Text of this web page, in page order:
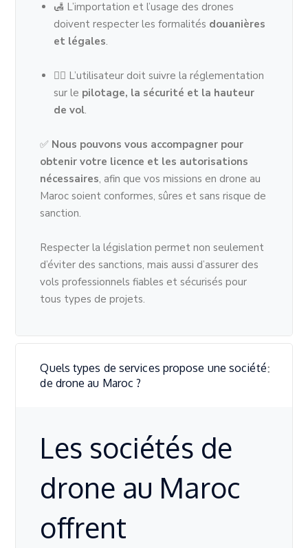
🛃 L’importation et l’usage des drones
doivent respecter les formalités douanières
et légales.
👨‍✈️ L’utilisateur doit suivre la réglementation
sur le pilotage, la sécurité et la hauteur
de vol.
✅ Nous pouvons vous accompagner pour
obtenir votre licence et les autorisations
nécessaires, afin que vos missions en drone au
Maroc soient conformes, sûres et sans risque de
sanction.
Respecter la législation permet non seulement
d’éviter des sanctions, mais aussi d’assurer des
vols professionnels fiables et sécurisés pour
tous types de projets.
Quels types de services propose une société
de drone au Maroc ?
Les sociétés de
drone au Maroc
offrent